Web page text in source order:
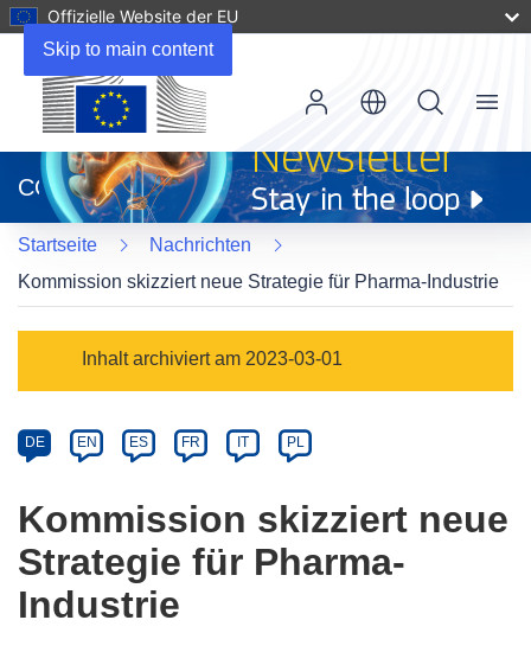
Skip to main content
Offizielle Website der EU
neuem
Fenster)
CORDIS
Menu
Startseite
Nachrichten
Kommission skizziert neue Strategie für Pharma-Industrie
Category
Inhalt archiviert am 2023-03-01
Article
available
the
following
languages:
DE EN ES FR IT PL
Kommission skizziert neue
Strategie für Pharma-
Industrie